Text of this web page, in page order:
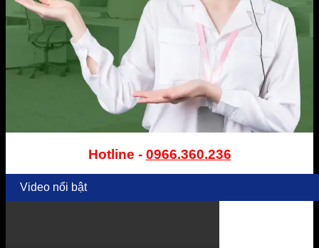
Hotline - 0966.360.236
Video nổi bật